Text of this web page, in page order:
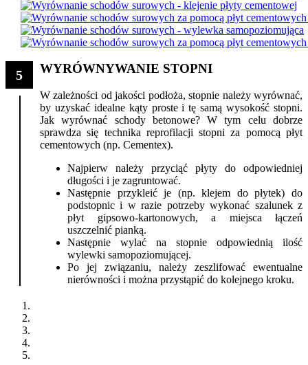
5 WYRÓWNYWANIE STOPNI
W zależności od jakości podłoża, stopnie należy wyrównać,
by uzyskać idealne kąty proste i tę samą wysokość stopni.
Jak wyrównać schody betonowe? W tym celu dobrze
sprawdza się technika reprofilacji stopni za pomocą płyt
cementowych (np. Cementex).
Najpierw należy przyciąć płyty do odpowiedniej
długości i je zagruntować.
Następnie przykleić je (np. klejem do płytek) do
podstopnic i w razie potrzeby wykonać szalunek z
płyt gipsowo-kartonowych, a miejsca łączeń
uszczelnić pianką.
Następnie wylać na stopnie odpowiednią ilość
wylewki samopoziomującej.
Po jej związaniu, należy zeszlifować ewentualne
nierówności i można przystąpić do kolejnego kroku.